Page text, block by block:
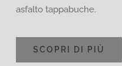
asfalto tappabuche.
SCOPRI DI PIÙ